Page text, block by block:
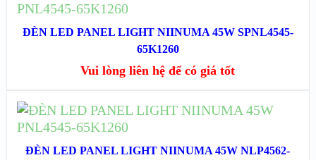
XEM NHANH
XEM CHI TIẾT
ĐÈN LED PANEL LIGHT NIINUMA 45W SPNL4545-
65K1260
Vui lòng liên hệ để có giá tốt
XEM NHANH
ĐỌC TIẾP
ĐÈN LED PANEL LIGHT NIINUMA 45W NLP4562-